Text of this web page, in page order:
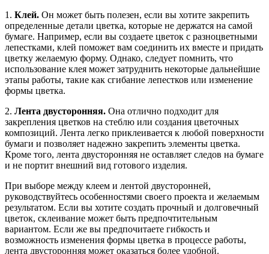
1. Клей. Он может быть полезен, если вы хотите закрепить
определенные детали цветка, которые не держатся на самой
бумаге. Например, если вы создаете цветок с разноцветными
лепестками, клей поможет вам соединить их вместе и придать
цветку желаемую форму. Однако, следует помнить, что
использование клея может затруднить некоторые дальнейшие
этапы работы, такие как сгибание лепестков или изменение
формы цветка.
2. Лента двусторонняя. Она отлично подходит для
закрепления цветков на стеблю или создания цветочных
композиций. Лента легко приклеивается к любой поверхности
бумаги и позволяет надежно закрепить элементы цветка.
Кроме того, лента двусторонняя не оставляет следов на бумаге
и не портит внешний вид готового изделия.
При выборе между клеем и лентой двусторонней,
руководствуйтесь особенностями своего проекта и желаемым
результатом. Если вы хотите создать прочный и долговечный
цветок, склеивание может быть предпочтительным
вариантом. Если же вы предпочитаете гибкость и
возможность изменения формы цветка в процессе работы,
лента двусторонняя может оказаться более удобной.